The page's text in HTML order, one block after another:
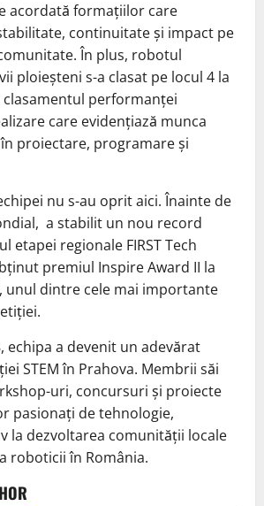
acordată formațiilor care
continuitate și impact pe
În plus, robotul
ploieșteni s-a clasat pe locul 4 la
performanței
care evidențiază munca
proiectare, programare și
nu s-au oprit aici. Înainte de
a stabilit un nou record
etapei regionale FIRST Tech
premiul Inspire Award II la
unul dintre cele mai importante
echipa a devenit un adevărat
STEM în Prahova. Membrii săi
uri, concursuri și proiecte
pasionați de tehnologie,
la dezvoltarea comunității locale
roboticii în România.